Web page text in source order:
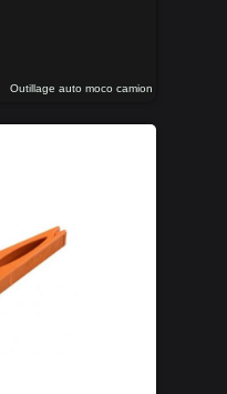
Outillage auto moco camion